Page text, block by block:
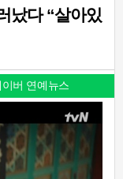
났다 “살아있
이버 연예뉴스